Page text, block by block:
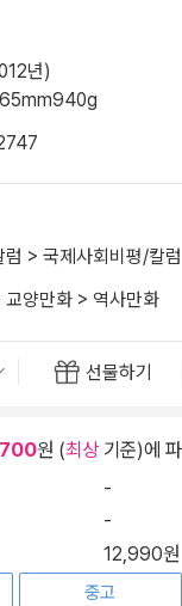
년)
940g
럼 > 국제사회비평/칼럼
교양만화 > 역사만화
선물하기
원 (최상기준)에
-
-
12,990원
중고